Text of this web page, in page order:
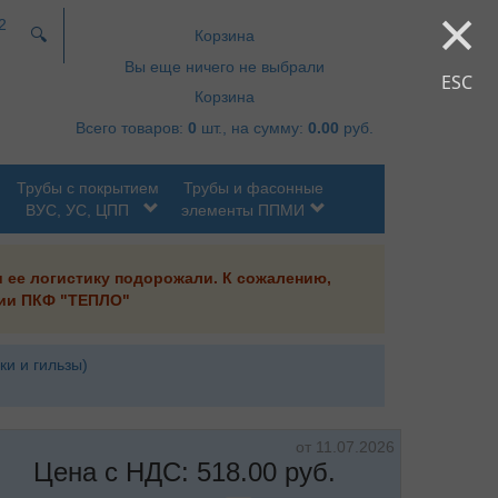
×
ESC
Корзина
Вы еще ничего не выбрали
Корзина
Всего товаров: 0 шт., на сумму: 0.00 руб.
🔍
Трубы с покрытием
ВУС, УС, ЦПП
Трубы и фасонные
элементы ППМИ
логистику подорожали. К сожалению,
ПКФ "ТЕПЛО"
и гильзы)
от 11.07.2026
Цена с НДС: 518.00 руб.